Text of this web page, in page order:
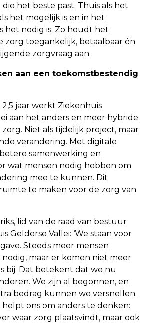
het beste past. Thuis als het
het mogelijk is en in het
het nodig is. Zo houdt het
zorg toegankelijk, betaalbaar én
zorgvraag aan.
aan een toekomstbestendig
jaar werkt Ziekenhuis
aan het anders en meer hybride
Niet als tijdelijk project, maar
verandering. Met digitale
samenwerking en
wat mensen nodig hebben om
mee te kunnen. Dit
te maken voor de zorg van
lid van de raad van bestuur
Gelderse Vallei: ‘We staan voor
Steeds meer mensen
maar er komen niet meer
bij. Dat betekent dat we nu
We zijn al begonnen, en
bedrag kunnen we versnellen.
ons om anders te denken:
waar zorg plaatsvindt, maar ook